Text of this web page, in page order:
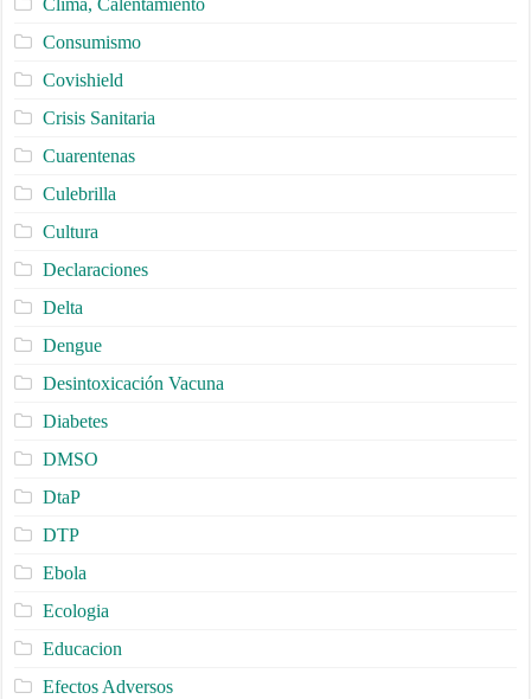
Clima, Calentamiento
Consumismo
Covishield
Crisis Sanitaria
Cuarentenas
Culebrilla
Cultura
Declaraciones
Delta
Dengue
Desintoxicación Vacuna
Diabetes
DMSO
DtaP
DTP
Ebola
Ecologia
Educacion
Efectos Adversos